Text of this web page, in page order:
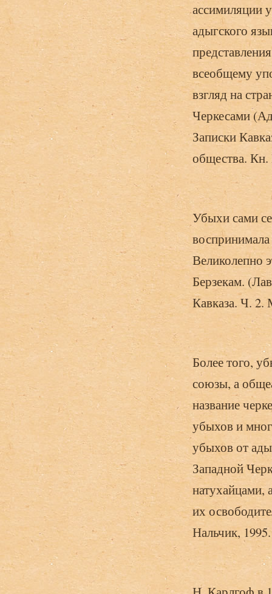
ассимиляции
адыгского
всеобщему
взгляд на
Черкесами
Записки
общества.
Убыхи сами
Великолепно
Берзекам.
Кавказа. Ч. 2.
Более того,
союзы, а
название
убыхов и
убыхов от
Западной
натухайцами,
их
Нальчик,